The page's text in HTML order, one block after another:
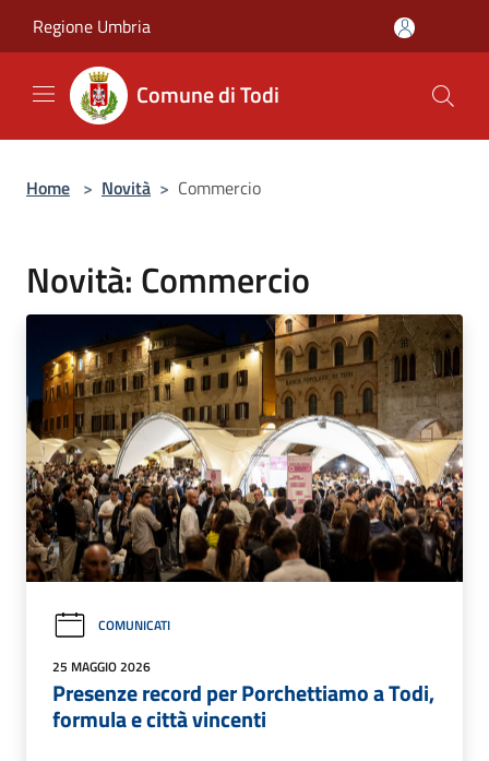
Regione Umbria
Comune di Todi
Home > Novità > Commercio
Novità: Commercio
COMUNICATI
25 MAGGIO 2026
Presenze record per Porchettiamo a Todi,
formula e città vincenti